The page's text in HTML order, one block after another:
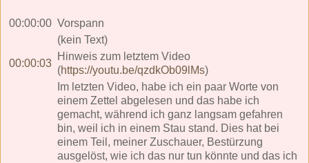
00:00:00 Vorspann
(kein Text)
00:00:03
Hinweis zum letztem Video
(https://youtu.be/qzdkOb09lMs)
Im letzten Video, habe ich ein paar Worte von
einem Zettel abgelesen und das habe ich
gemacht, während ich ganz langsam gefahren
bin, weil ich in einem Stau stand. Dies hat bei
einem Teil, meiner Zuschauer, Bestürzung
ausgelöst, wie ich das nur tun könnte und das ich